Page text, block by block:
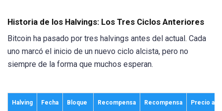
Historia de los Halvings: Los Tres Ciclos Anteriores
Bitcoin ha pasado por tres halvings antes del actual. Cada
uno marcó el inicio de un nuevo ciclo alcista, pero no
siempre de la forma que muchos esperan.
Halving Fecha Bloque
Recompensa
Recompensa
Precio al